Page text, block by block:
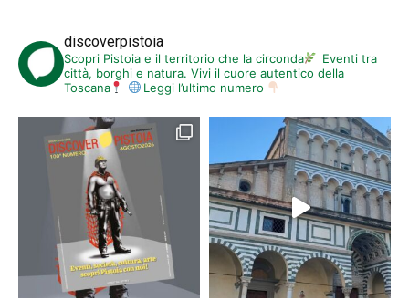
discoverpistoia
Scopri Pistoia e il territorio che la circonda
Eventi tra
città, borghi e natura. Vivi il cuore autentico della
Toscana
Leggi l’ultimo numero